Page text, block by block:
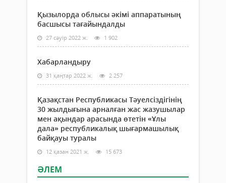
Қызылорда облысы әкімі аппаратының
басшысы тағайындалды
27 сәуір 2022 ж. 1 902
Хабарландыру
31 қаңтар 2022 ж. 2 257
Қазақстан Республикасы Тәуелсіздігінің
30 жылдығына арналған жас жазушылар
мен ақындар арасында өтетін «Ұлы
дала» республикалық шығармашылық
байқауы туралы
12 қазан 2021 ж. 15 673
ӘЛЕМ